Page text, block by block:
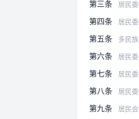
第三条 居民
第四条 居民
第五条 多民
第六条 居民
第七条 居民
第八条 居民委
第九条 居民